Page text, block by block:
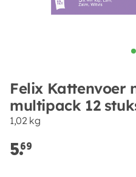
Felix Kattenvoer
multipack 12
1,02 kg
5.69